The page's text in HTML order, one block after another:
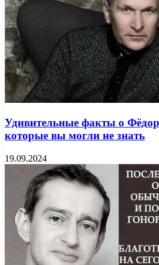
Удивительные факты о
которые вы могли не знать
19.09.2024